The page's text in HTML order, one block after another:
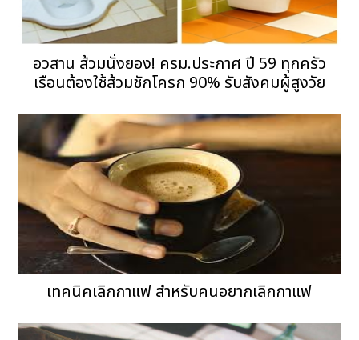
อวสาน ส้วมนั่งยอง! ครม.ประกาศ ปี 59 ทุกครัว
เรือนต้องใช้ส้วมชักโครก 90% รับสังคมผู้สูงวัย
เทคนิคเลิกกาแฟ สำหรับคนอยากเลิกกาแฟ